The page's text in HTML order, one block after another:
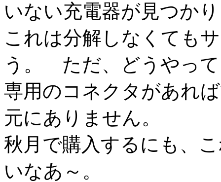
いない充電器が見つか
これは分解しなくても
う。 ただ、どうやっ
専用のコネクタがあれ
元にありません。
秋月で購入するにも、
いなあ～。